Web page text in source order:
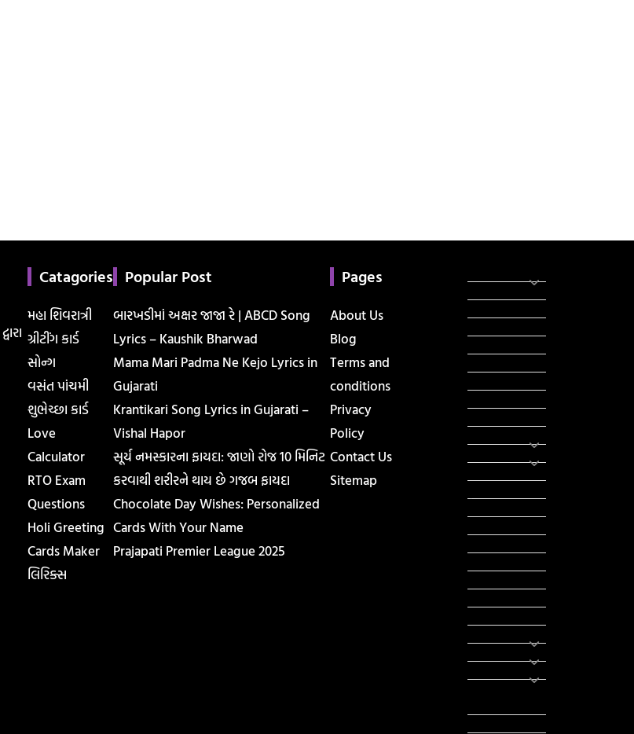
Catagories
મહા શિવરાત્રી
ગ્રીટીંગ કાર્ડ
સોન્ગ
વસંત પાંચમી
શુભેચ્છા કાર્ડ
Love
Calculator
RTO Exam
Questions
Holi Greeting
Cards Maker
લિરિક્સ
Popular Post
બારખડીમાં અક્ષર જાજા રે | ABCD Song
Lyrics – Kaushik Bharwad
Mama Mari Padma Ne Kejo Lyrics in
Gujarati
Krantikari Song Lyrics in Gujarati –
Vishal Hapor
સૂર્ય નમસ્કારના ફાયદા: જાણો રોજ 10 મિનિટ
કરવાથી શરીરને થાય છે ગજબ ફાયદા
Chocolate Day Wishes: Personalized
Cards With Your Name
Prajapati Premier League 2025
Pages
About Us
Blog
Terms and
conditions
Privacy
Policy
Contact Us
Sitemap